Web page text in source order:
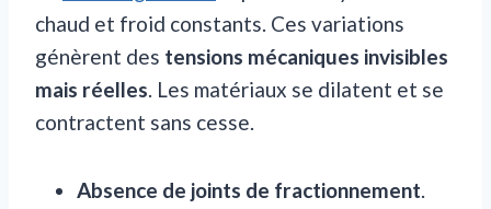
chaud et froid constants. Ces variations
génèrent des tensions mécaniques invisibles
mais réelles. Les matériaux se dilatent et se
contractent sans cesse.
Absence de joints de fractionnement.